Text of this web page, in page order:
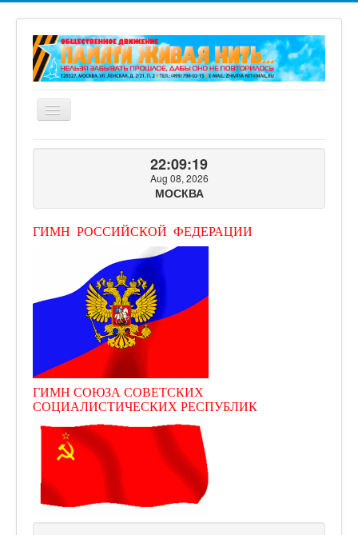
Включить/
выключить
ГЛАВНАЯ
ВИДЕОГАЛЕРЕЯ
КНИГИ ПРОЕКТА
КОНТАКТЫ
22:09:20
Aug 08, 2026
МОСКВА
ГИМН РОССИЙСКОЙ ФЕДЕРАЦИИ
ГИМН СОЮЗА СОВЕТСКИХ
СОЦИАЛИСТИЧЕСКИХ РЕСПУБЛИК